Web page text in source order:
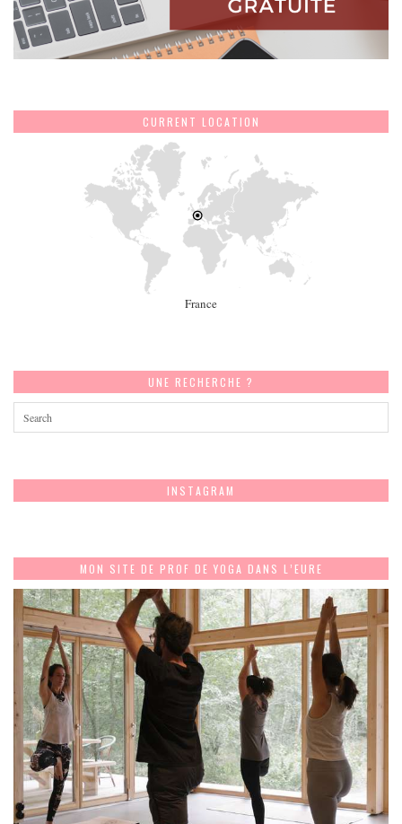
CURRENT LOCATION
France
UNE RECHERCHE ?
INSTAGRAM
MON SITE DE PROF DE YOGA DANS L’EURE